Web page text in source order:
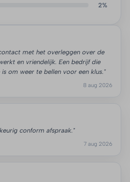
2%
met het overleggen over de
en vriendelijk. Een bedrijf die
om weer te bellen voor een klus."
8 aug 2026
conform afspraak."
7 aug 2026